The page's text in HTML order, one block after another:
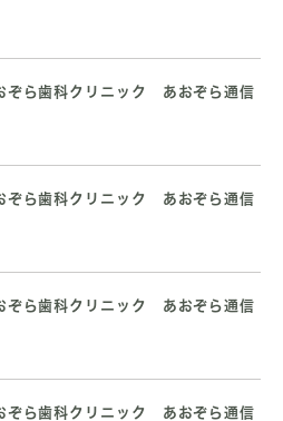
ら歯科クリニック あおぞら通信
ら歯科クリニック あおぞら通信
ら歯科クリニック あおぞら通信
ら歯科クリニック あおぞら通信